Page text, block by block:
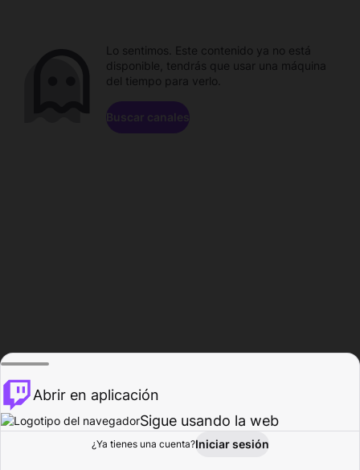
Explorar Actividad
Lo sentimos. Este contenido ya no está
disponible, tendrás que usar una máquina
del tiempo para verlo.
Buscar canales
Abrir en aplicación
Sigue usando la web
¿Ya tienes una cuenta?Iniciar sesión